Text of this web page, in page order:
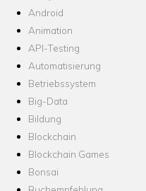
Android
Animation
API-Testing
Automatisierung
Betriebssystem
Big-Data
Bildung
Blockchain
Blockchain Games
Bonsai